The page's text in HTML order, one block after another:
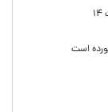
است